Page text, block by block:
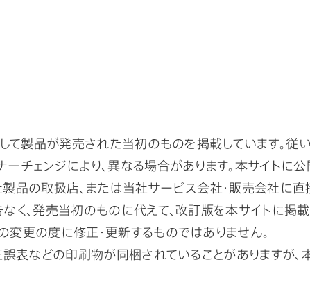
て製品が発売された当初のものを掲載しています。従
チェンジにより、異なる場合があります。本サイト
品の取扱店、または当社サービス会社・販売会社に
く、発売当初のものに代えて、改訂版を本サイトに掲
更の度に修正・更新するものではありません。
表などの印刷物が同梱されていることがありますが